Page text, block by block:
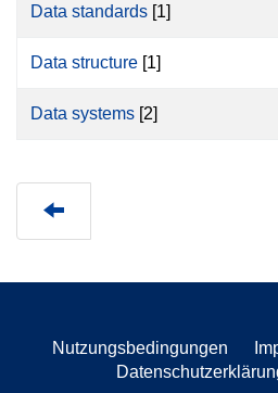
Data standards [1]
Data structure [1]
Data systems [2]
Nutzungsbedingungen